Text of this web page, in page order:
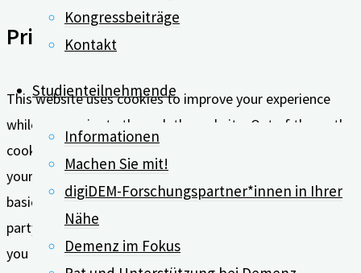
Kongressbeiträge
Kontakt
Studienteilnehmende
Informationen
Machen Sie mit!
digiDEM-Forschungspartner*innen in Ihrer
Nähe
Demenz im Fokus
Privacy Overview
This website uses cookies to improve your experience
while you navigate through the website. Out of these, the
cookies that are categorized as necessary are stored on
your browser as they are essential for the working of
basic functionalities of the website. We also use third-
party cookies that help us analyze and understand how
you use this website. These cookies will be stored in your